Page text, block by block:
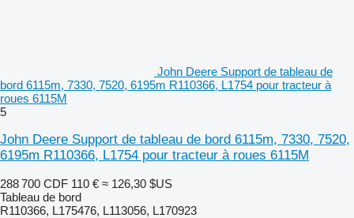
John Deere Support de tableau de
bord 6115m, 7330, 7520, 6195m R110366, L1754 pour tracteur à
roues 6115M
5
John Deere Support de tableau de bord 6115m, 7330, 7520,
6195m R110366, L1754 pour tracteur à roues 6115M
288 700 CDF 110 € ≈ 126,30 $US
Tableau de bord
R110366, L175476, L113056, L170923